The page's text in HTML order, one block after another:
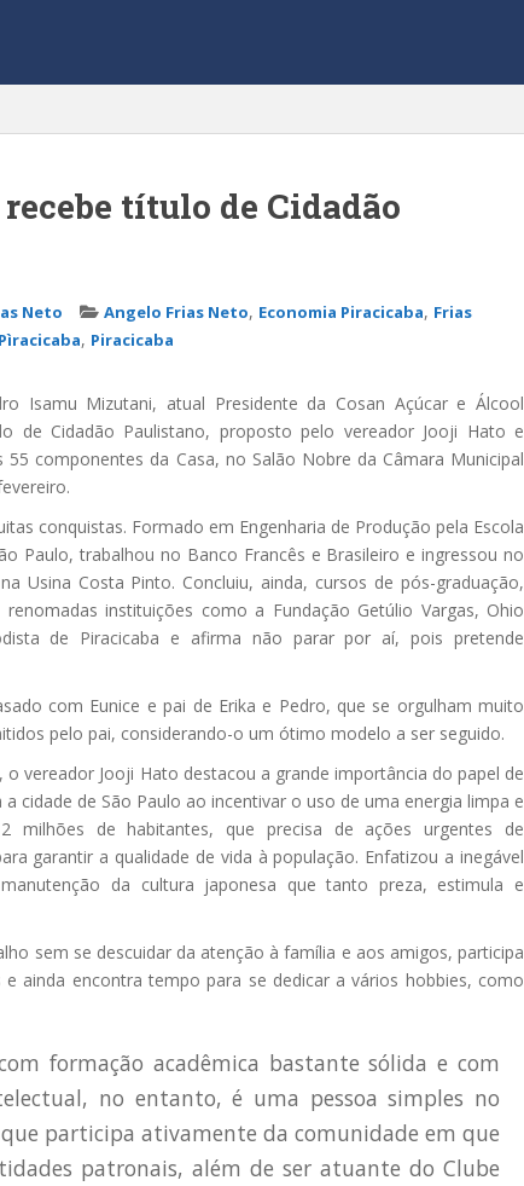
título de Cidadão
Neto Angelo Frias Neto, Economia Piracicaba, Frias
, Piracicaba
Isamu Mizutani, atual Presidente da Cosan Açúcar e Álcool
de Cidadão Paulistano, proposto pelo vereador Jooji Hato e
componentes da Casa, no Salão Nobre da Câmara Municipal
conquistas. Formado em Engenharia de Produção pela Escola
Paulo, trabalhou no Banco Francês e Brasileiro e ingressou no
Usina Costa Pinto. Concluiu, ainda, cursos de pós-graduação,
instituições como a Fundação Getúlio Vargas, Ohio
de Piracicaba e afirma não parar por aí, pois pretende
com Eunice e pai de Erika e Pedro, que se orgulham muito
pelo pai, considerando-o um ótimo modelo a ser seguido.
o vereador Jooji Hato destacou a grande importância do papel de
cidade de São Paulo ao incentivar o uso de uma energia limpa e
milhões de habitantes, que precisa de ações urgentes de
garantir a qualidade de vida à população. Enfatizou a inegável
da cultura japonesa que tanto preza, estimula e
sem se descuidar da atenção à família e aos amigos, participa
ainda encontra tempo para se dedicar a vários hobbies, como
formação acadêmica bastante sólida e com
no entanto, é uma pessoa simples no
participa ativamente da comunidade em que
patronais, além de ser atuante do Clube